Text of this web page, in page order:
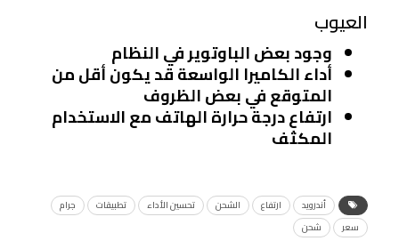
العيوب
وجود بعض الباوتوير في النظام
أداء الكاميرا الواسعة قد يكون أقل من
المتوقع في بعض الظروف
ارتفاع درجة حرارة الهاتف مع الاستخدام
المكثف
أندرويد ارتفاع الشحن تحسين الأداء تطبيقات
جرام
سعر
شحن